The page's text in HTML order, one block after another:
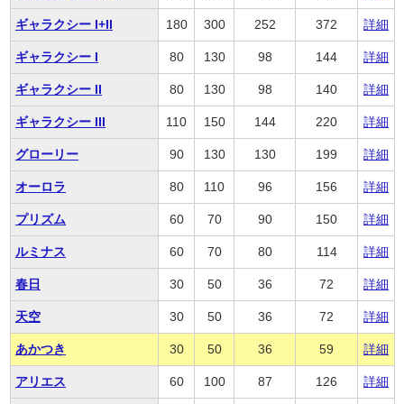
ギャラクシー I+II 180 300 252 372 詳細
ギャラクシー I 80 130 98 144 詳細
ギャラクシー II 80 130 98 140 詳細
ギャラクシー III 110 150 144 220 詳細
グローリー 90 130 130 199 詳細
オーロラ 80 110 96 156 詳細
プリズム 60 70 90 150 詳細
ルミナス 60 70 80 114 詳細
春日 30 50 36 72 詳細
天空 30 50 36 72 詳細
あかつき 30 50 36 59 詳細
アリエス 60 100 87 126 詳細